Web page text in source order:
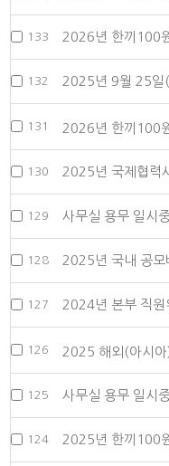
133 2026년 한끼100
132 2025년 9월 25일
131 2026년 한끼100
130 2025년 국제협력
129 사무실 용무 일시
128 2025년 국내 공모
127 2024년 본부 직
126 2025 해외(아시
125 사무실 용무 일시
124 2025년 한끼100